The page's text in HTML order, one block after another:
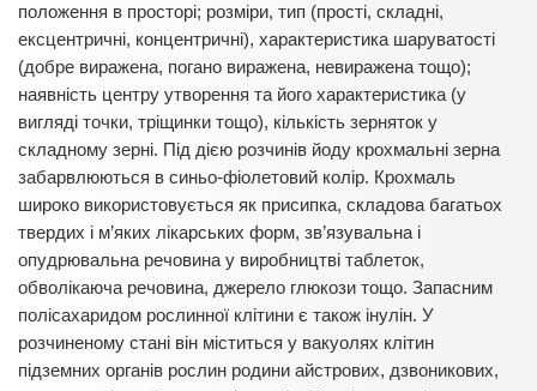
положення в просторі; розміри, тип (прості, складні,
ексцентричні, концентричні), характеристика шаруватості
(добре виражена, погано виражена, невиражена тощо);
наявність центру утворення та його характеристика (у
вигляді точки, тріщинки тощо), кількість зерняток у
складному зерні. Під дією розчинів йоду крохмальні зерна
забарвлюються в синьо-фіолетовий колір. Крохмаль
широко використовується як присипка, складова багатьох
твердих і м’яких лікарських форм, зв’язувальна і
опудрювальна речовина у виробництві таблеток,
обволікаюча речовина, джерело глюкози тощо. Запасним
полісахаридом рослинної клітини є також інулін. У
розчиненому стані він міститься у вакуолях клітин
підземних органів рослин родини айстрових, дзвоникових,